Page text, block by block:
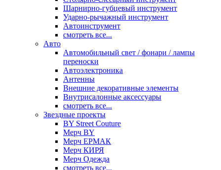
Шарнирно-губцевый инструмент
Ударно-рычажный инструмент
Автоинструмент
смотреть все...
Авто
Автомобильный свет / фонари / лампы
переноски
Автоэлектроника
Антенны
Внешние декоративные элементы
Внутрисалонные аксессуары
смотреть все...
Звездные проекты
BY Street Couture
Мерч BY
Мерч ЕРМАК
Мерч КИРЯ
Мерч Одежда
смотреть все...